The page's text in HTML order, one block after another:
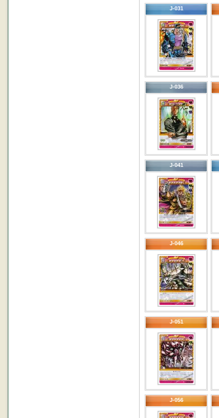
J-031
J-036
J-041
J-046
J-051
J-056